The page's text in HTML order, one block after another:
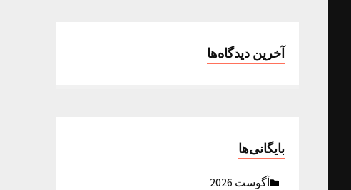
آخرین دیدگاه‌ها
بایگانی‌ها
آگوست 2026